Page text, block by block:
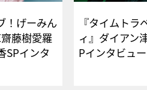
！げーみん
藤樹愛羅
SPインタ
『タイムトラ
ィ』ダイアン
Pインタ